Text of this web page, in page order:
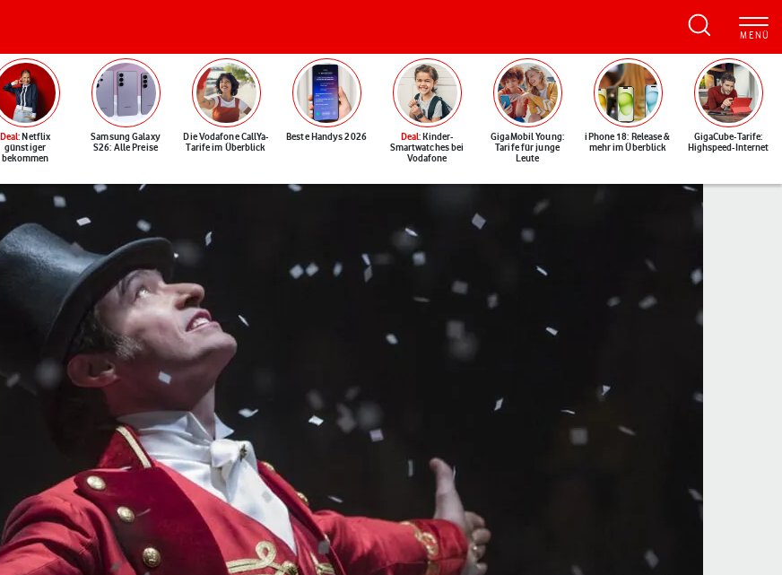
Deal: Netflix
günstiger
bekommen
Samsung Galaxy
S26: Alle Preise
Die Vodafone CallYa-
Tarife im Überblick
Beste Handys 2026 Deal: Kinder-
Smartwatches bei
Vodafone
GigaMobil Young:
Tarife für junge
Leute
iPhone 18: Release &
mehr im Überblick
GigaCube-Tarife:
Highspeed-Internet